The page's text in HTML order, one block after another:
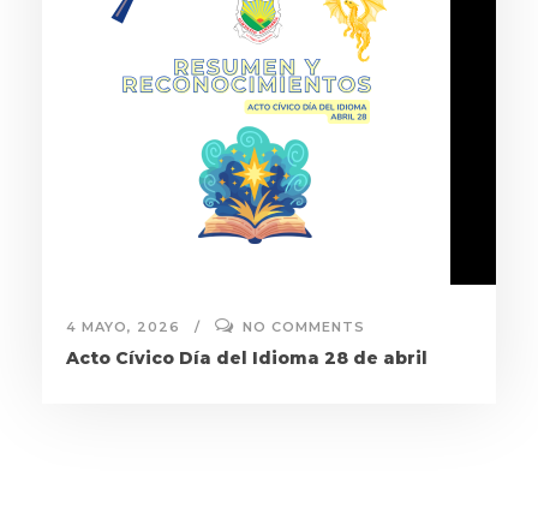
4 MAYO, 2026 NO COMMENTS
Acto Cívico Día del Idioma 28 de abril